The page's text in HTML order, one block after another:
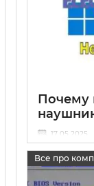
Почему
17 05 2025
Все про